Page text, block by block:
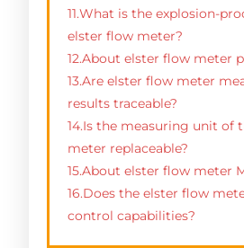
11.What is the explosion-
elster flow meter?
12.About elster flow meter
13.Are elster flow meter
results traceable?
14.Is the measuring unit of
meter replaceable?
15.About elster flow meter
16.Does the elster flow
control capabilities?